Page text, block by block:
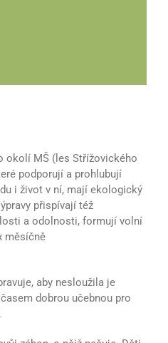
okolí MŠ (les Střížovického
podporují a prohlubují
i život v ní, mají ekologický
přispívají též
a odolnosti, formují volní
měsíčně
aby nesloužila je
dobrou učebnou pro